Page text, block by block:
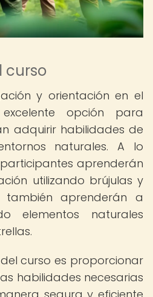
curso
y orientación en el
opción para
adquirir habilidades de
naturales. A lo
aprenderán
utilizando brújulas y
aprenderán a
elementos naturales
curso es proporcionar
habilidades necesarias